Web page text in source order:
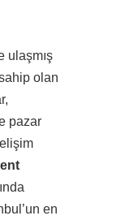
ulaşmış
olan
pazar
en